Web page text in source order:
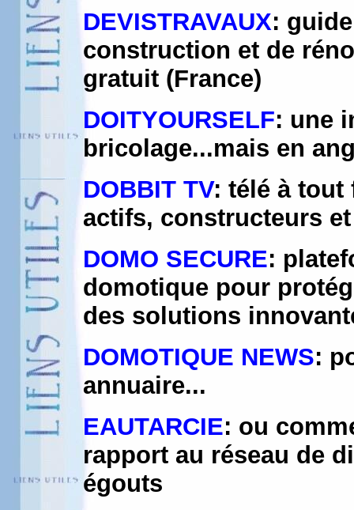
DEVISTRAVAUX:
construction et de
gratuit (France)
DOITYOURSELF: une
bricolage...mais en
DOBBIT TV: télé à tout
actifs, constructeurs
DOMO SECURE:
domotique pour
des solutions
DOMOTIQUE NEWS:
annuaire...
EAUTARCIE: ou
rapport au réseau de
égouts